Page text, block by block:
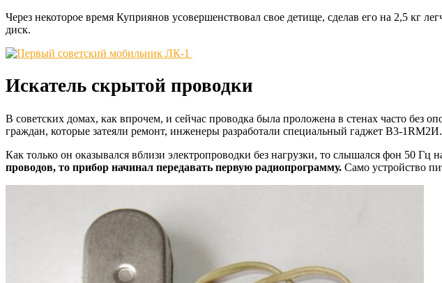
Через некоторое время Куприянов усовершенствовал свое детище, сделав его на 2,5
диск.
Искатель скрытой проводки
В советских домах, как впрочем, и сейчас проводка была проложена в стенах часто без
граждан, которые затеяли ремонт, инженеры разработали специальный гаджет В3-1RМ2И.
Как только он оказывался вблизи электропроводки без нагрузки, то слышался фон 50 Гц
проводов, то прибор начинал передавать первую радиопрограмму. Само устройство